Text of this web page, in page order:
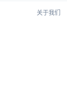
关于我们